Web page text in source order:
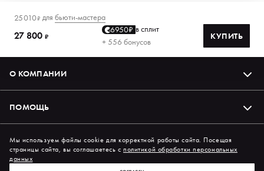
25 010₽ для бьюти-мастера
27 800 ₽
6950₽ в сплит
+ 556 бонусов
КУПИТЬ
О КОМПАНИИ
ПОМОЩЬ
Подпишись на нас в соцсетях
Мы используем файлы cookie для корректной работы сайта. Посещая
страницы сайта, вы соглашаетесь сполитикой обработки персональных
данных